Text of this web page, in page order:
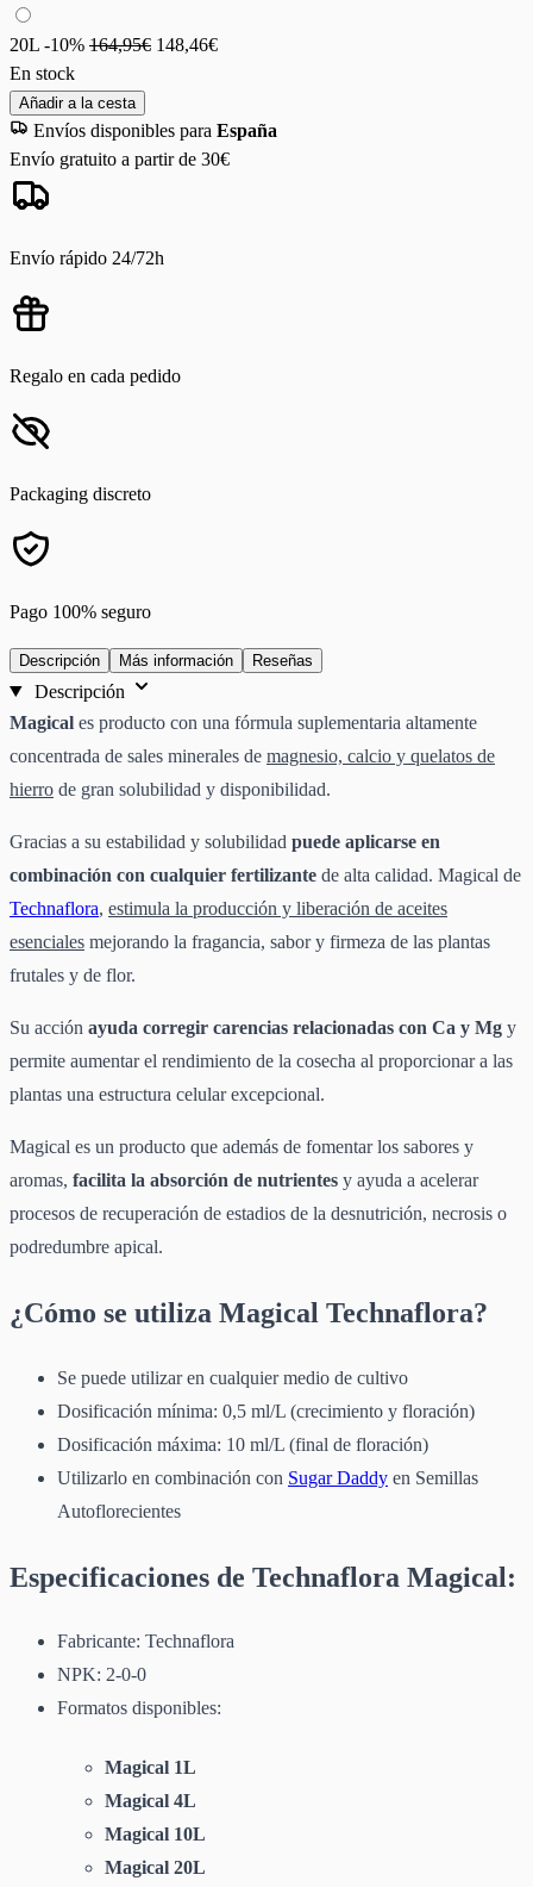
20L -10% 164,95€ 148,46€
En stock
Añadir a la cesta
Envíos disponibles para España
Envío gratuito a partir de 30€
Envío rápido 24/72h
Regalo en cada pedido
Packaging discreto
Pago 100% seguro
Descripción Más información Reseñas
Descripción
Magical es producto con una fórmula suplementaria altamente
concentrada de sales minerales de magnesio, calcio y quelatos de
hierro de gran solubilidad y disponibilidad.
Gracias a su estabilidad y solubilidad puede aplicarse en
combinación con cualquier fertilizante de alta calidad. Magical de
Technaflora, estimula la producción y liberación de aceites
esenciales mejorando la fragancia, sabor y firmeza de las plantas
frutales y de flor.
Su acción ayuda corregir carencias relacionadas con Ca y Mg y
permite aumentar el rendimiento de la cosecha al proporcionar a las
plantas una estructura celular excepcional.
Magical es un producto que además de fomentar los sabores y
aromas, facilita la absorción de nutrientes y ayuda a acelerar
procesos de recuperación de estadios de la desnutrición, necrosis o
podredumbre apical.
¿Cómo se utiliza Magical Technaflora?
Se puede utilizar en cualquier medio de cultivo
Dosificación mínima: 0,5 ml/L (crecimiento y floración)
Dosificación máxima: 10 ml/L (final de floración)
Utilizarlo en combinación con Sugar Daddy en Semillas
Autoflorecientes
Especificaciones de Technaflora Magical:
Fabricante: Technaflora
NPK: 2-0-0
Formatos disponibles:
Magical 1L
Magical 4L
Magical 10L
Magical 20L